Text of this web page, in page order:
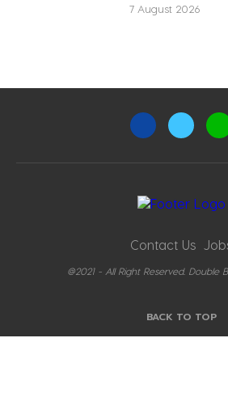
7 August 2026
Contact Us
@2021 - All Right Reserved. Double
BACK TO TOP